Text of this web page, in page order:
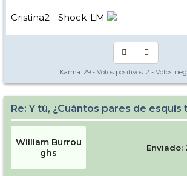
Cristina2 - Shock-LM
Karma: 29 - Votos positivos: 2 - Votos
Re: Y tú, ¿Cuántos pares de esquís
William Burrou
ghs
Enviado: